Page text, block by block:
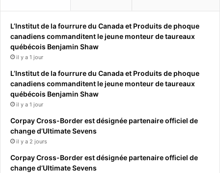
L’Institut de la fourrure du Canada et Produits de phoque
canadiens commanditent le jeune monteur de taureaux
québécois Benjamin Shaw
il y a 1 jour
L’Institut de la fourrure du Canada et Produits de phoque
canadiens commanditent le jeune monteur de taureaux
québécois Benjamin Shaw
il y a 1 jour
Corpay Cross-Border est désignée partenaire officiel de
change d’Ultimate Sevens
il y a 2 jours
Corpay Cross-Border est désignée partenaire officiel de
change d’Ultimate Sevens